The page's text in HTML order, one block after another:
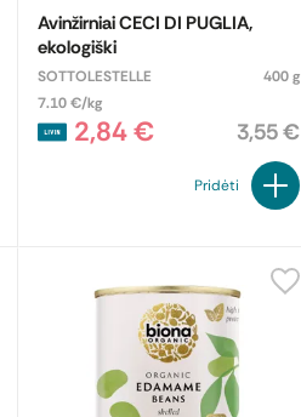
Avinžirniai CECI DI PUGLIA,
ekologiški
SOTTOLESTELLE
400 g
7.10 €/kg
2,84 € 3,55 €
Pridėti